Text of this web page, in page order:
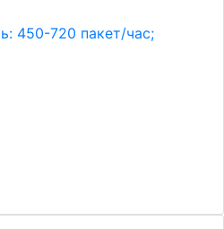
450-720 пакет/час;